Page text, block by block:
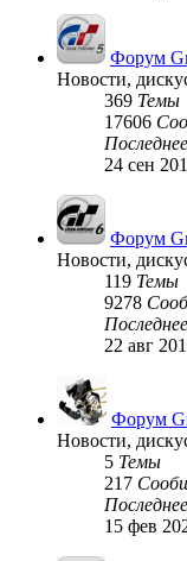
Форум
Новости,
369 Темы
17606
24 сен
Форум
Новости,
119 Темы
9278
22 авг
Форум
Новости,
5 Темы
217
15 фев